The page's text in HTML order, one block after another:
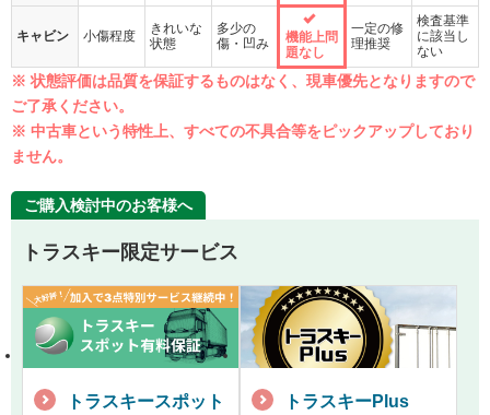
キャビン 小傷程度
きれいな
状態
多少の
傷・凹み
機能上問
題なし
一定の修
理推奨
検査基準
に該当し
ない
※ 状態評価は品質を保証するものはなく、現車優先となりますので
ご了承ください。
※ 中古車という特性上、すべての不具合等をピックアップしており
ません。
ご購入検討中のお客様へ
トラスキー限定サービス
トラスキースポット
トラスキーPlus